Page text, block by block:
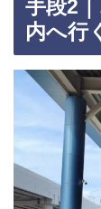
手段2
内へ行